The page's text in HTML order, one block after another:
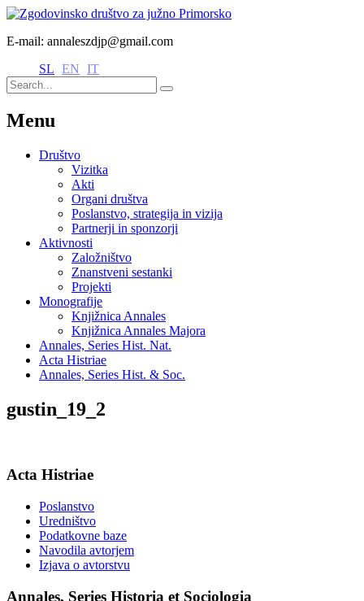
E-mail: annaleszdjp@gmail.com
SL EN IT
Menu
Društvo
Vizitka
Akti
Organi društva
Poslanstvo, strategija in vizija
Partnerji in sponzorji
Aktivnosti
Založništvo
Znanstveni sestanki
Projekti
Monografije
Knjižnica Annales
Knjižnica Annales Majora
Annales, Series Hist. Nat.
Acta Histriae
Annales, Series Hist. & Soc.
gustin_19_2
Acta Histriae
Poslanstvo
Uredništvo
Podatkovne baze
Navodila avtorjem
Izjava o avtorstvu
Annales, Series Historia et Sociologia